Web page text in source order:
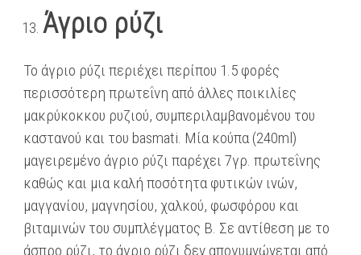
Άγριο ρύζι
Το άγριο ρύζι περιέχει περίπου 1.5 φορές
περισσότερη πρωτεΐνη από άλλες ποικιλίες
μακρύκοκκου ρυζιού, συμπεριλαμβανομένου του
καστανού και του basmati. Μία κούπα (240ml)
μαγειρεμένο άγριο ρύζι παρέχει 7γρ. πρωτεΐνης
καθώς και μια καλή ποσότητα φυτικών ινών,
μαγγανίου, μαγνησίου, χαλκού, φωσφόρου και
βιταμινών του συμπλέγματος Β. Σε αντίθεση με το
άσπρο ρύζι, το άγριο ρύζι δεν απογυμνώνεται από